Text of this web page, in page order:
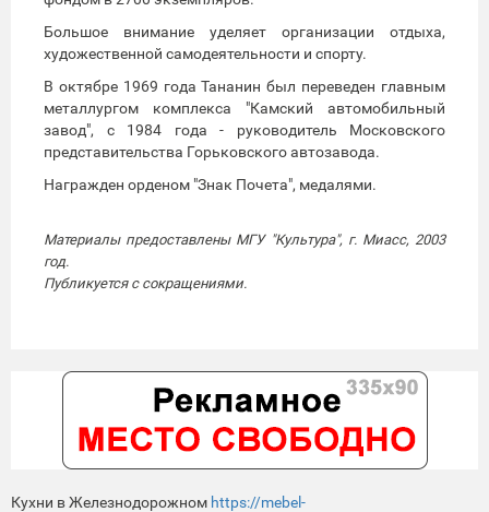
Большое внимание уделяет организации отдыха,
художественной самодеятельности и спорту.
В октябре 1969 года Тананин был переведен главным
металлургом комплекса "Камский автомобильный
завод", с 1984 года - руководитель Московского
представительства Горьковского автозавода.
Награжден орденом "Знак Почета", медалями.
Материалы предоставлены МГУ "Культура", г. Миасс, 2003
год.
Публикуется с сокращениями.
Кухни в Железнодорожном https://mebel-